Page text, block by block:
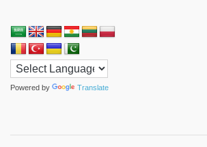
Powered by Translate